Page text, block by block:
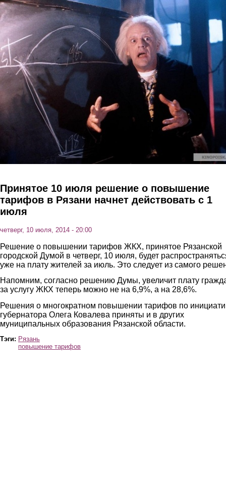
Перейти к основному содержанию
Принятое 10 июля решение о повышение
тарифов в Рязани начнет действовать с 1
июля
четверг, 10 июля, 2014 - 20:00
Решение о повышении тарифов ЖКХ, принятое Рязанской
городской Думой в четверг, 10 июля, будет
уже на плату жителей за июль. Это следует из самого
Напомним, согласно решению Думы, увеличит плату
за услугу ЖКХ теперь можно не на 6,9%, а на 28,6%.
Решения о многократном повышении тарифов по
губернатора Олега Ковалева приняты и в других
муниципальных образования Рязанской области.
Тэги: Рязань
повышение тарифов